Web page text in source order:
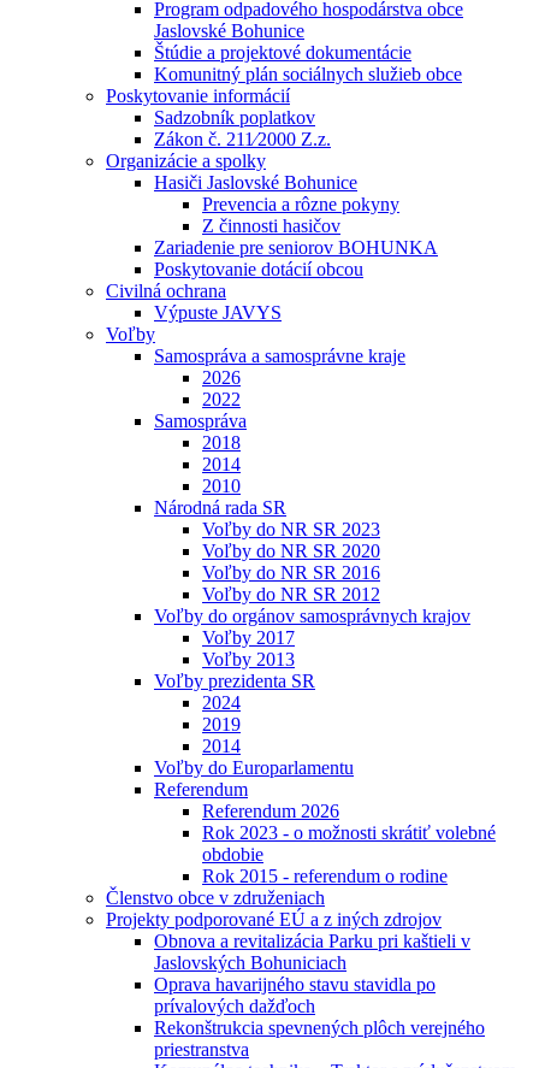
Program odpadového hospodárstva obce
Jaslovské Bohunice
Štúdie a projektové dokumentácie
Komunitný plán sociálnych služieb obce
Poskytovanie informácií
Sadzobník poplatkov
Zákon č. 211⁄2000 Z.z.
Organizácie a spolky
Hasiči Jaslovské Bohunice
Prevencia a rôzne pokyny
Z činnosti hasičov
Zariadenie pre seniorov BOHUNKA
Poskytovanie dotácií obcou
Civilná ochrana
Výpuste JAVYS
Voľby
Samospráva a samosprávne kraje
2026
2022
Samospráva
2018
2014
2010
Národná rada SR
Voľby do NR SR 2023
Voľby do NR SR 2020
Voľby do NR SR 2016
Voľby do NR SR 2012
Voľby do orgánov samosprávnych krajov
Voľby 2017
Voľby 2013
Voľby prezidenta SR
2024
2019
2014
Voľby do Europarlamentu
Referendum
Referendum 2026
Rok 2023 - o možnosti skrátiť volebné
obdobie
Rok 2015 - referendum o rodine
Členstvo obce v združeniach
Projekty podporované EÚ a z iných zdrojov
Obnova a revitalizácia Parku pri kaštieli v
Jaslovských Bohuniciach
Oprava havarijného stavu stavidla po
prívalových dažďoch
Rekonštrukcia spevnených plôch verejného
priestranstva